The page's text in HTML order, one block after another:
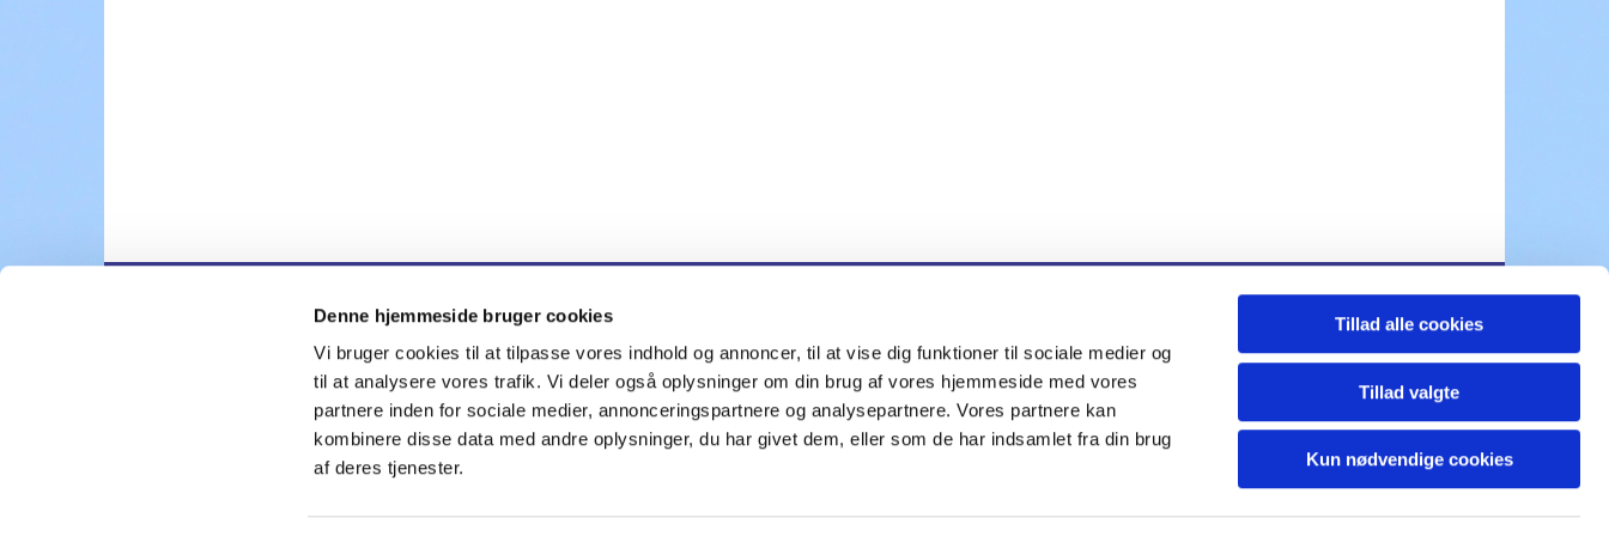
Denne hjemmeside bruger cookies
Vi bruger cookies til at tilpasse vores indhold og annoncer, til at vise dig funktioner til sociale medier og
til at analysere vores trafik. Vi deler også oplysninger om din brug af vores hjemmeside med vores
partnere inden for sociale medier, annonceringspartnere og analysepartnere. Vores partnere kan
kombinere disse data med andre oplysninger, du har givet dem, eller som de har indsamlet fra din brug
af deres tjenester.
Tillad alle cookies
Tillad valgte
Kun nødvendige cookies
Nygårdskirken · Brøndby Nord Vej 71, 2605 Brøndby
Kontakt Cookiepolitik Tilgængelighedserklæring